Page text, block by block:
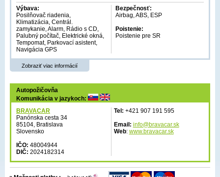
Výbava:
Posilňovač riadenia,
Klimatizácia, Centrál.
zamykanie, Alarm, Rádio s CD,
Palubný počítač, Elektrické okná,
Tempomat, Parkovací asistent,
Navigácia GPS
Bezpečnosť:
Airbag, ABS, ESP
Poistenie:
Poistenie pre SR
Zobraziť viac informácií
Autopožičovňa
Komunikácia v jazykoch:
BRAVACAR
Panónska cesta 34
85104, Bratislava
Slovensko
IČO: 48004944
DIČ: 2024182314
Tel: +421 907 191 595
Email: info@bravacar.sk
Web: www.bravacar.sk